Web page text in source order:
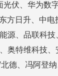
伏、华为数
方日升、中电
源、品联科
特维科技、
德、冯阿登